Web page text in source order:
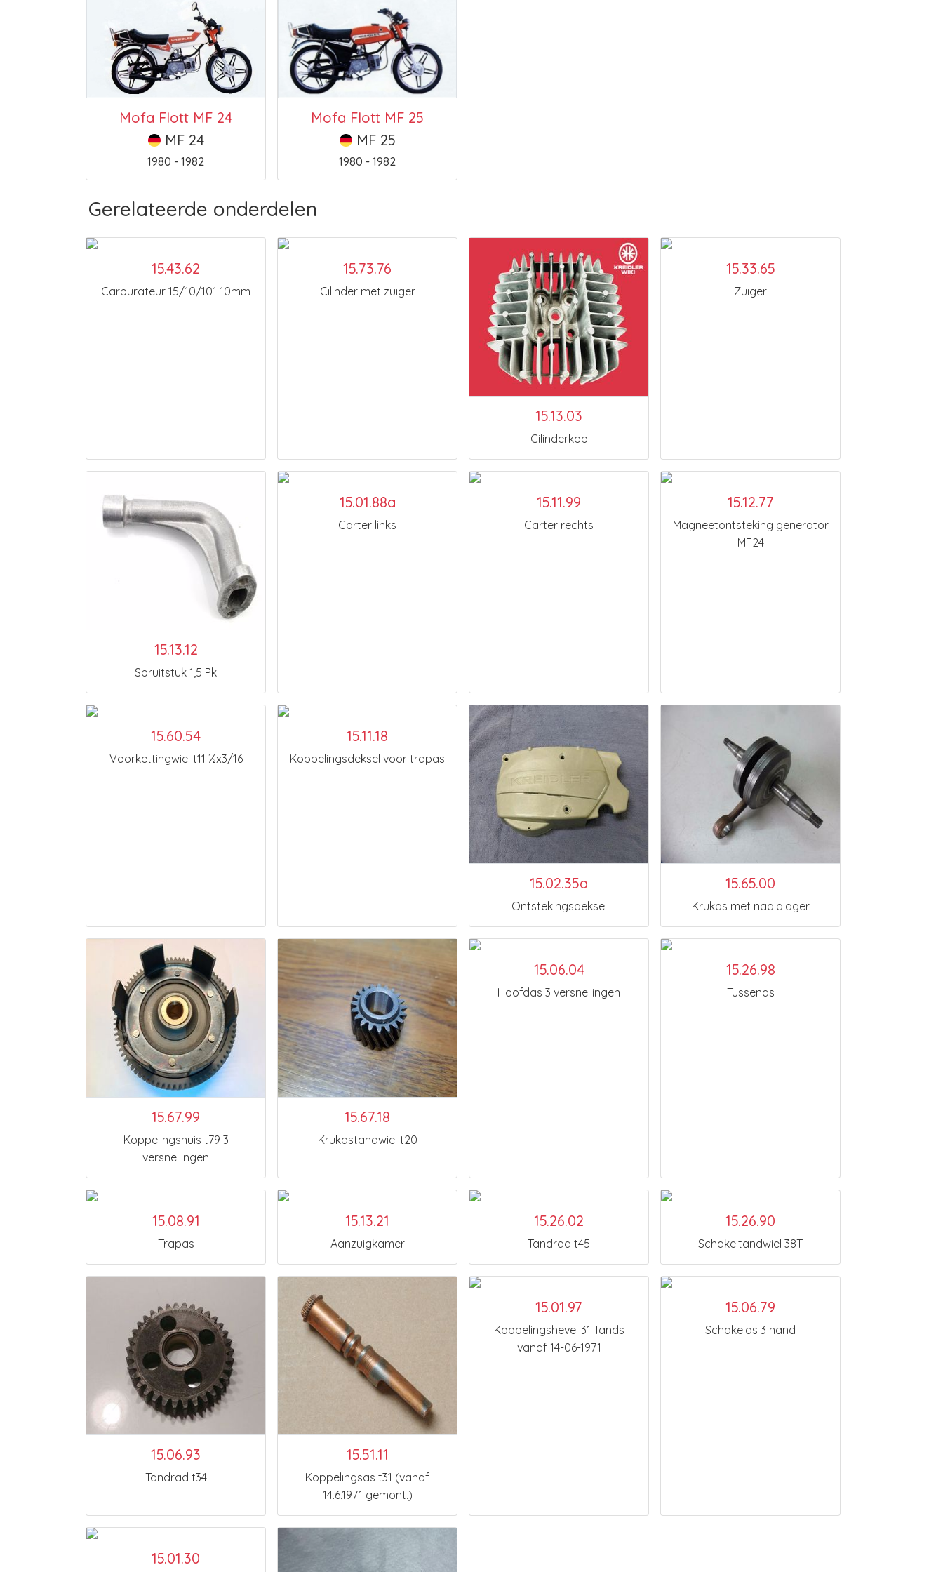
Mofa Flott MF 24
MF 24
1980 - 1982
Mofa Flott MF 25
MF 25
1980 - 1982
Gerelateerde onderdelen
15.43.62
Carburateur 15/10/101 10mm
15.73.76
Cilinder met zuiger
15.13.03
Cilinderkop
15.33.65
Zuiger
15.13.12
Spruitstuk 1,5 Pk
15.01.88a
Carter links
15.11.99
Carter rechts
15.12.77
Magneetontsteking generator
MF24
15.60.54
Voorkettingwiel t11 ½x3/16
15.11.18
Koppelingsdeksel voor trapas
15.02.35a
Ontstekingsdeksel
15.65.00
Krukas met naaldlager
15.67.99
Koppelingshuis t79 3
versnellingen
15.67.18
Krukastandwiel t20
15.06.04
Hoofdas 3 versnellingen
15.26.98
Tussenas
15.08.91
Trapas
15.13.21
Aanzuigkamer
15.26.02
Tandrad t45
15.26.90
Schakeltandwiel 38T
15.06.93
Tandrad t34
15.51.11
Koppelingsas t31 (vanaf
14.6.1971 gemont.)
15.01.97
Koppelingshevel 31 Tands
vanaf 14-06-1971
15.06.79
Schakelas 3 hand
15.01.30